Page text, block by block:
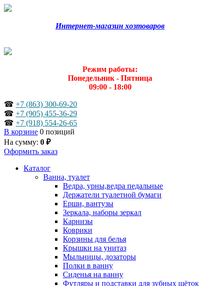
Интернет-магазин хозтоваров
Режим работы:
Понедельник - Пятница
09:00 - 18:00
☎ +7 (863) 300-69-20
☎ +7 (905) 455-36-29
☎ +7 (918) 554-26-65
В корзине 0 позиций
На сумму: 0 ₽
Оформить заказ
Каталог
Ванна, туалет
Ведра, урны,ведра педальные
Держатели туалетной бумаги
Ерши, вантузы
Зеркала, наборы зеркал
Карнизы
Коврики
Корзины для белья
Крышки на унитаз
Мыльницы, дозаторы
Полки в ванну
Сиденья на ванну
Футляры и подставки для зубных щёток